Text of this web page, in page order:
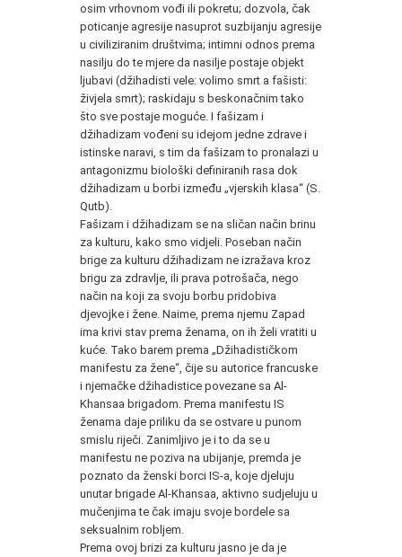
osim vrhovnom vođi ili pokretu; dozvola, čak
poticanje agresije nasuprot suzbijanju agresije
u civiliziranim društvima; intimni odnos prema
nasilju do te mjere da nasilje postaje objekt
ljubavi (džihadisti vele: volimo smrt a fašisti:
živjela smrt); raskidaju s beskonačnim tako
što sve postaje moguće. I fašizam i
džihadizam vođeni su idejom jedne zdrave i
istinske naravi, s tim da fašizam to pronalazi u
antagonizmu biološki definiranih rasa dok
džihadizam u borbi između „vjerskih klasa“ (S.
Qutb).
Fašizam i džihadizam se na sličan način brinu
za kulturu, kako smo vidjeli. Poseban način
brige za kulturu džihadizam ne izražava kroz
brigu za zdravlje, ili prava potrošača, nego
način na koji za svoju borbu pridobiva
djevojke i žene. Naime, prema njemu Zapad
ima krivi stav prema ženama, on ih želi vratiti u
kuće. Tako barem prema „Džihadističkom
manifestu za žene“, čije su autorice francuske
i njemačke džihadistice povezane sa Al-
Khansaa brigadom. Prema manifestu IS
ženama daje priliku da se ostvare u punom
smislu riječi. Zanimljivo je i to da se u
manifestu ne poziva na ubijanje, premda je
poznato da ženski borci IS-a, koje djeluju
unutar brigade Al-Khansaa, aktivno sudjeluju u
mučenjima te čak imaju svoje bordele sa
seksualnim robljem.
Prema ovoj brizi za kulturu jasno je da je